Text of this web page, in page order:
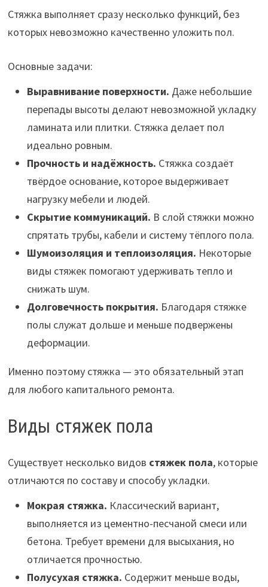
Стяжка выполняет сразу несколько функций, без
которых невозможно качественно уложить пол.
Основные задачи:
Выравнивание поверхности. Даже небольшие
перепады высоты делают невозможной укладку
ламината или плитки. Стяжка делает пол
идеально ровным.
Прочность и надёжность. Стяжка создаёт
твёрдое основание, которое выдерживает
нагрузку мебели и людей.
Скрытие коммуникаций. В слой стяжки можно
спрятать трубы, кабели и систему тёплого пола.
Шумоизоляция и теплоизоляция. Некоторые
виды стяжек помогают удерживать тепло и
снижать шум.
Долговечность покрытия. Благодаря стяжке
полы служат дольше и меньше подвержены
деформации.
Именно поэтому стяжка — это обязательный этап
для любого капитального ремонта.
Виды стяжек пола
Существует несколько видов стяжек пола, которые
отличаются по составу и способу укладки.
Мокрая стяжка. Классический вариант,
выполняется из цементно-песчаной смеси или
бетона. Требует времени для высыхания, но
отличается прочностью.
Полусухая стяжка. Содержит меньше воды,